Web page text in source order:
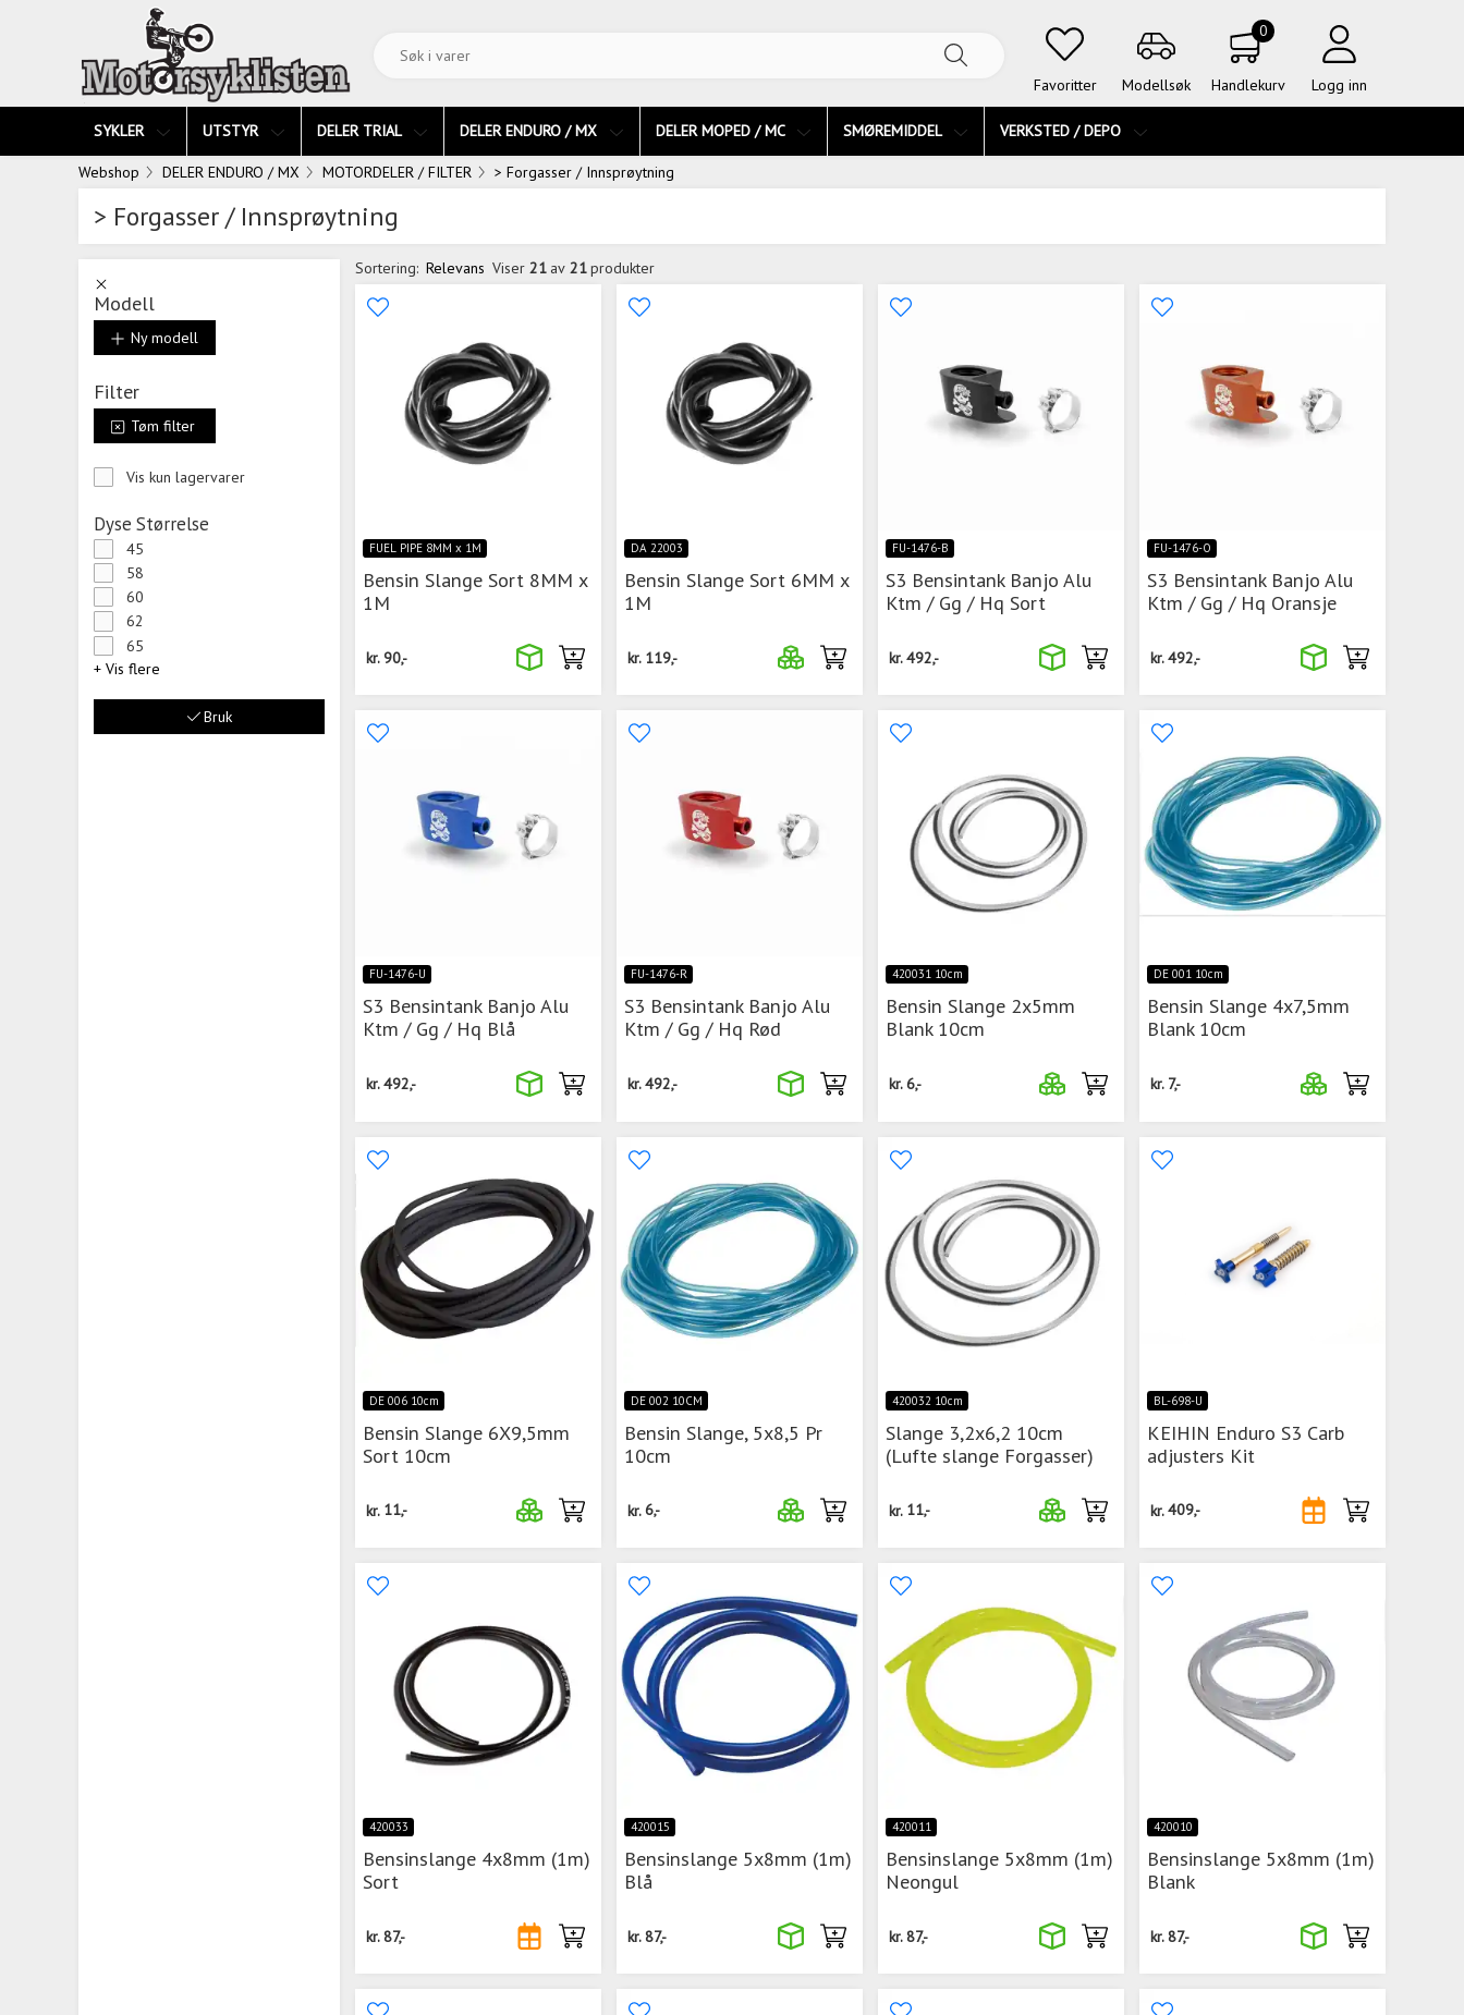
Favoritter Modellsøk
0
Handlekurv Logg inn
SYKLER UTSTYR DELER TRIAL DELER ENDURO / MX DELER MOPED / MC SMØREMIDDEL VERKSTED / DEPO
Webshop DELER ENDURO / MX MOTORDELER / FILTER > Forgasser / Innsprøytning
> Forgasser / Innsprøytning
Modell
Ny modell
Filter
Tøm filter
Vis kun lagervarer
Dyse Størrelse
45
58
60
62
65
+ Vis flere
Bruk
Sortering: Relevans Viser 21 av 21produkter
FUEL PIPE 8MM x 1M
Bensin Slange Sort 8MM x
1M
kr.90,-
DA 22003
Bensin Slange Sort 6MM x
1M
kr. 119,-
FU-1476-B
S3 Bensintank Banjo Alu
Ktm / Gg / Hq Sort
kr.492,-
FU-1476-O
S3 Bensintank Banjo Alu
Ktm / Gg / Hq Oransje
kr.492,-
FU-1476-U
S3 Bensintank Banjo Alu
Ktm / Gg / Hq Blå
kr.492,-
FU-1476-R
S3 Bensintank Banjo Alu
Ktm / Gg / Hq Rød
kr.492,-
420031 10cm
Bensin Slange 2x5mm
Blank 10cm
kr.6,-
DE 001 10cm
Bensin Slange 4x7,5mm
Blank 10cm
kr. 7,-
DE 006 10cm
Bensin Slange 6X9,5mm
Sort 10cm
kr. 11,-
DE 002 10CM
Bensin Slange, 5x8,5 Pr
10cm
kr.6,-
420032 10cm
Slange 3,2x6,2 10cm
(Lufte slange Forgasser)
kr. 11,-
BL-698-U
KEIHIN Enduro S3 Carb
adjusters Kit
kr.409,-
420033
Bensinslange 4x8mm (1m)
Sort
kr.87,-
420015
Bensinslange 5x8mm (1m)
Blå
kr.87,-
420011
Bensinslange 5x8mm (1m)
Neongul
kr.87,-
420010
Bensinslange 5x8mm (1m)
Blank
kr.87,-